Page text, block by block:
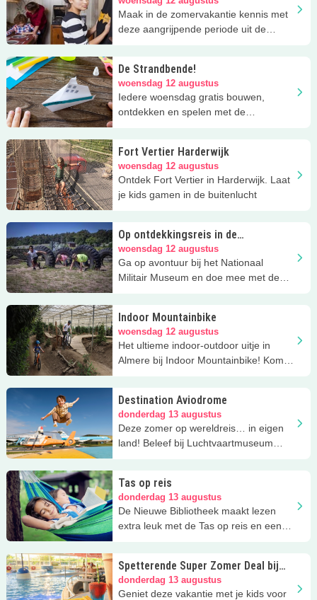
Maak in de zomervakantie kennis met
deze aangrijpende periode uit de
De Strandbende!
woensdag 12 augustus
Iedere woensdag gratis bouwen,
ontdekken en spelen met de
Fort Vertier Harderwijk
woensdag 12 augustus
Ontdek Fort Vertier in Harderwijk. Laat
je kids gamen in de buitenlucht
Op ontdekkingsreis in de
zomervakantie
woensdag 12 augustus
Ga op avontuur bij het Nationaal
Militair Museum en doe mee met de
Indoor Mountainbike
woensdag 12 augustus
Het ultieme indoor-outdoor uitje in
Almere bij Indoor Mountainbike! Kom
Destination Aviodrome
donderdag 13 augustus
Deze zomer op wereldreis… in eigen
land! Beleef bij Luchtvaartmuseum
Tas op reis
donderdag 13 augustus
De Nieuwe Bibliotheek maakt lezen
extra leuk met de Tas op reis en een
Spetterende Super Zomer Deal bij
Zwembad De Vrijbuiter!
donderdag 13 augustus
Geniet deze vakantie met je kids voor